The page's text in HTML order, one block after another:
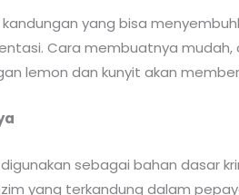
kandungan yang bisa
Cara membuatnya
lemon dan kunyit akan
sebagai bahan dasar
yang terkandung dalam